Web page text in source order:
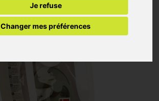
Je refuse
Changer mes préférences